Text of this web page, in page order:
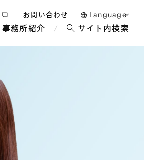
お問い合わせ Language
日本語
再生・倒産
ル・レジャー・カジノ
リカ
ロンドン
ブリュッセル
パリ
事務所紹介 サイト内検索